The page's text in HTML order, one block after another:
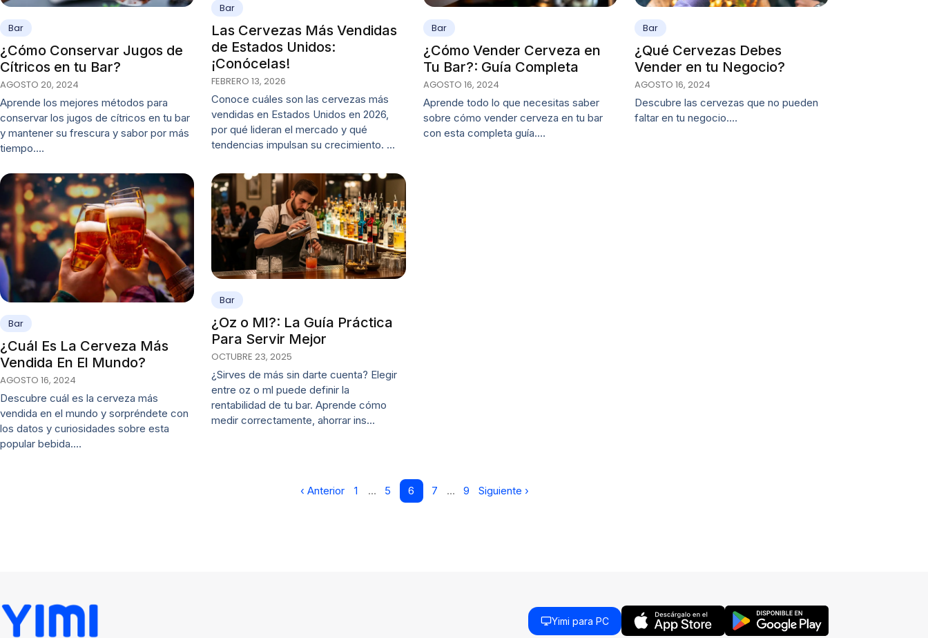
Bar
¿Cómo Conservar Jugos de
Cítricos en tu Bar?
AGOSTO 20, 2024
Aprende los mejores métodos para
conservar los jugos de cítricos en tu bar
y mantener su frescura y sabor por más
tiempo.…
Bar
Las Cervezas Más Vendidas
de Estados Unidos:
¡Conócelas!
FEBRERO 13, 2026
Conoce cuáles son las cervezas más
vendidas en Estados Unidos en 2026,
por qué lideran el mercado y qué
tendencias impulsan su crecimiento. …
Bar
¿Cómo Vender Cerveza en
Tu Bar?: Guía Completa
AGOSTO 16, 2024
Aprende todo lo que necesitas saber
sobre cómo vender cerveza en tu bar
con esta completa guía.…
Bar
¿Qué Cervezas Debes
Vender en tu Negocio?
AGOSTO 16, 2024
Descubre las cervezas que no pueden
faltar en tu negocio.…
Bar
¿Cuál Es La Cerveza Más
Vendida En El Mundo?
AGOSTO 16, 2024
Descubre cuál es la cerveza más
vendida en el mundo y sorpréndete con
los datos y curiosidades sobre esta
popular bebida.…
Bar
¿Oz o Ml?: La Guía Práctica
Para Servir Mejor
OCTUBRE 23, 2025
¿Sirves de más sin darte cuenta? Elegir
entre oz o ml puede definir la
rentabilidad de tu bar. Aprende cómo
medir correctamente, ahorrar ins…
‹ Anterior 1 … 5 6 7 … 9 Siguiente ›
Yimi para PC